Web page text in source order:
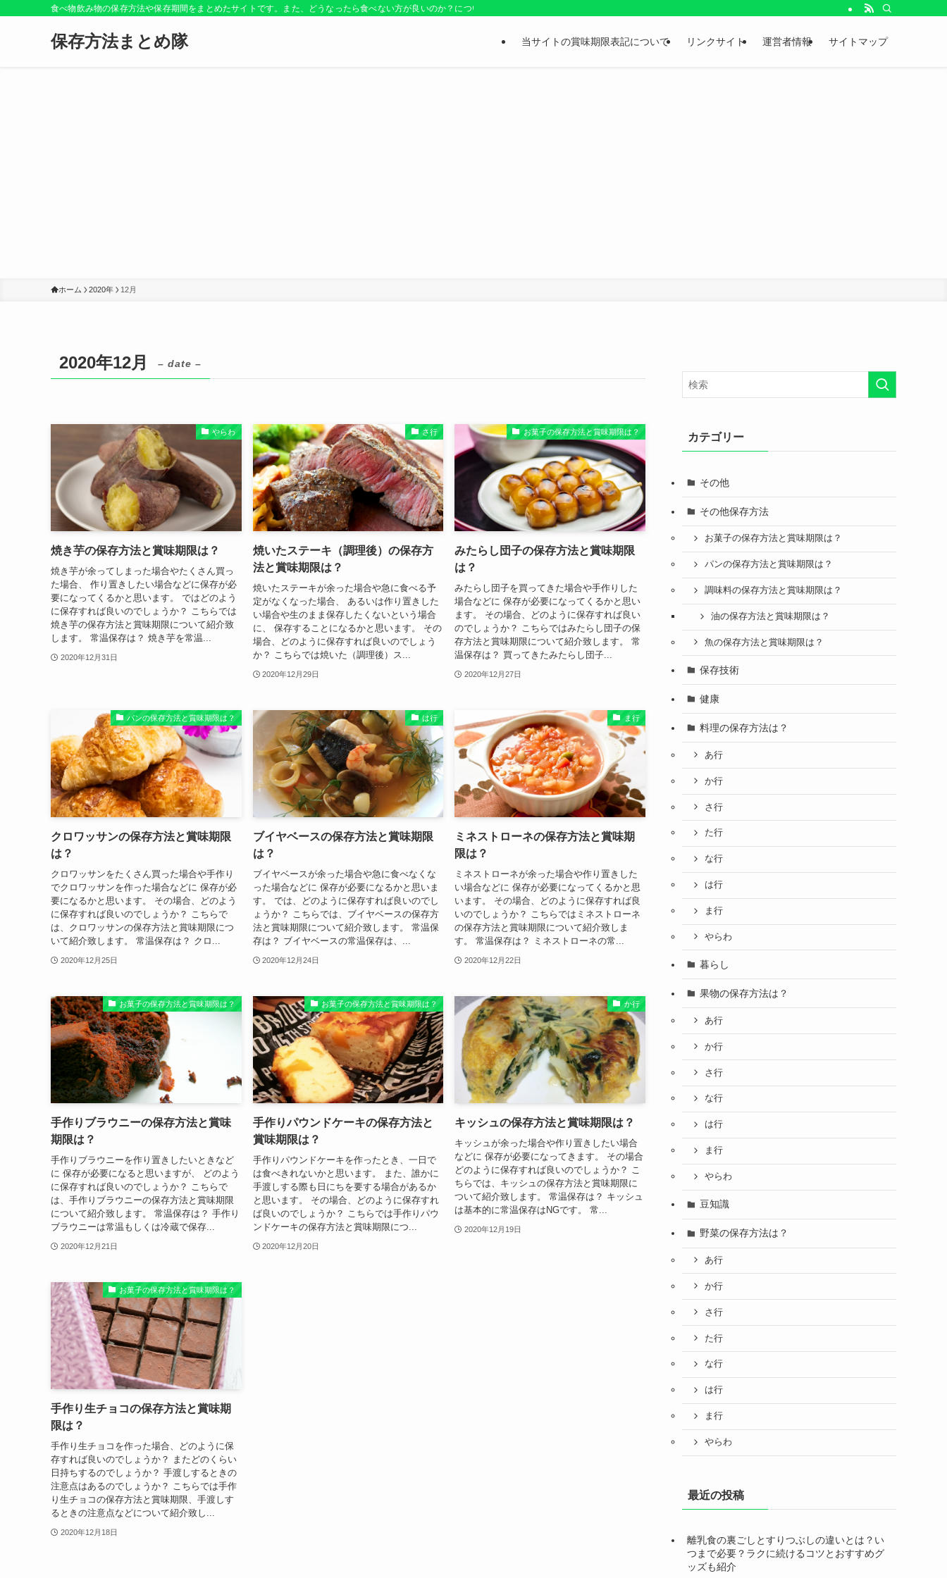
食べ物飲み物の保存方法や保存期間をまとめたサイトです。また、どうなったら食べない方が良いのか？についても紹介しているお役立ちサイトです。
保存方法まとめ隊 当サイトの賞味期限表記について リンクサイト 運営者情報 サイトマップ
ホーム 2020年 12月
2020年12月 – date –
やらわ
焼き芋の保存方法と賞味期限は？
焼き芋が余ってしまった場合やたくさん買っ
た場合、 作り置きしたい場合などに保存が必
要になってくるかと思います。 ではどのよう
に保存すれば良いのでしょうか？ こちらでは
焼き芋の保存方法と賞味期限について紹介致
します。 常温保存は？ 焼き芋を常温...
2020年12月31日
さ行
焼いたステーキ（調理後）の保存方
法と賞味期限は？
焼いたステーキが余った場合や急に食べる予
定がなくなった場合、 あるいは作り置きした
い場合や生のまま保存したくないという場合
に、 保存することになるかと思います。 その
場合、どのように保存すれば良いのでしょう
か？ こちらでは焼いた（調理後）ス...
2020年12月29日
お菓子の保存方法と賞味期限は？
みたらし団子の保存方法と賞味期限
は？
みたらし団子を買ってきた場合や手作りした
場合などに 保存が必要になってくるかと思い
ます。 その場合、どのように保存すれば良い
のでしょうか？ こちらではみたらし団子の保
存方法と賞味期限について紹介致します。 常
温保存は？ 買ってきたみたらし団子...
2020年12月27日
パンの保存方法と賞味期限は？
クロワッサンの保存方法と賞味期限
は？
クロワッサンをたくさん買った場合や手作り
でクロワッサンを作った場合などに 保存が必
要になるかと思います。 その場合、どのよう
に保存すれば良いのでしょうか？ こちらで
は、クロワッサンの保存方法と賞味期限につ
いて紹介致します。 常温保存は？ クロ...
2020年12月25日
は行
ブイヤベースの保存方法と賞味期限
は？
ブイヤベースが余った場合や急に食べなくな
った場合などに 保存が必要になるかと思いま
す。 では、どのように保存すれば良いのでし
ょうか？ こちらでは、ブイヤベースの保存方
法と賞味期限について紹介致します。 常温保
存は？ ブイヤベースの常温保存は、...
2020年12月24日
ま行
ミネストローネの保存方法と賞味期
限は？
ミネストローネが余った場合や作り置きした
い場合などに 保存が必要になってくるかと思
います。 その場合、どのように保存すれば良
いのでしょうか？ こちらではミネストローネ
の保存方法と賞味期限について紹介致しま
す。 常温保存は？ ミネストローネの常...
2020年12月22日
お菓子の保存方法と賞味期限は？
手作りブラウニーの保存方法と賞味
期限は？
手作りブラウニーを作り置きしたいときなど
に 保存が必要になると思いますが、 どのよう
に保存すれば良いのでしょうか？ こちらで
は、手作りブラウニーの保存方法と賞味期限
について紹介致します。 常温保存は？ 手作り
ブラウニーは常温もしくは冷蔵で保存...
2020年12月21日
お菓子の保存方法と賞味期限は？
手作りパウンドケーキの保存方法と
賞味期限は？
手作りパウンドケーキを作ったとき、一日で
は食べきれないかと思います。 また、誰かに
手渡しする際も日にちを要する場合があるか
と思います。 その場合、どのように保存すれ
ば良いのでしょうか？ こちらでは手作りパウ
ンドケーキの保存方法と賞味期限につ...
2020年12月20日
か行
キッシュの保存方法と賞味期限は？
キッシュが余った場合や作り置きしたい場合
などに 保存が必要になってきます。 その場合
どのように保存すれば良いのでしょうか？ こ
ちらでは、キッシュの保存方法と賞味期限に
ついて紹介致します。 常温保存は？ キッシュ
は基本的に常温保存はNGです。 常...
2020年12月19日
お菓子の保存方法と賞味期限は？
手作り生チョコの保存方法と賞味期
限は？
手作り生チョコを作った場合、どのように保
存すれば良いのでしょうか？ またどのくらい
日持ちするのでしょうか？ 手渡しするときの
注意点はあるのでしょうか？ こちらでは手作
り生チョコの保存方法と賞味期限、手渡しす
るときの注意点などについて紹介致し...
2020年12月18日
カテゴリー
その他
その他保存方法
お菓子の保存方法と賞味期限は？
パンの保存方法と賞味期限は？
調味料の保存方法と賞味期限は？
油の保存方法と賞味期限は？
魚の保存方法と賞味期限は？
保存技術
健康
料理の保存方法は？
あ行
か行
さ行
た行
な行
は行
ま行
やらわ
暮らし
果物の保存方法は？
あ行
か行
さ行
な行
は行
ま行
やらわ
豆知識
野菜の保存方法は？
あ行
か行
さ行
た行
な行
は行
ま行
やらわ
最近の投稿
離乳食の裏ごしとすりつぶしの違いとは？い
つまで必要？ラクに続けるコツとおすすめグ
ッズも紹介